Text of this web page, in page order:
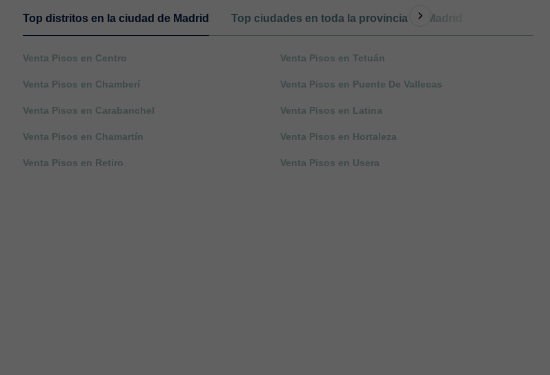
Top distritos en la ciudad de Madrid Top ciudades en toda la provincia de Madrid
Venta Pisos en Centro Venta Pisos en Tetuán
Venta Pisos en Chamberí Venta Pisos en Puente De Vallecas
Venta Pisos en Carabanchel Venta Pisos en Latina
Venta Pisos en Chamartín Venta Pisos en Hortaleza
Venta Pisos en Retiro Venta Pisos en Usera